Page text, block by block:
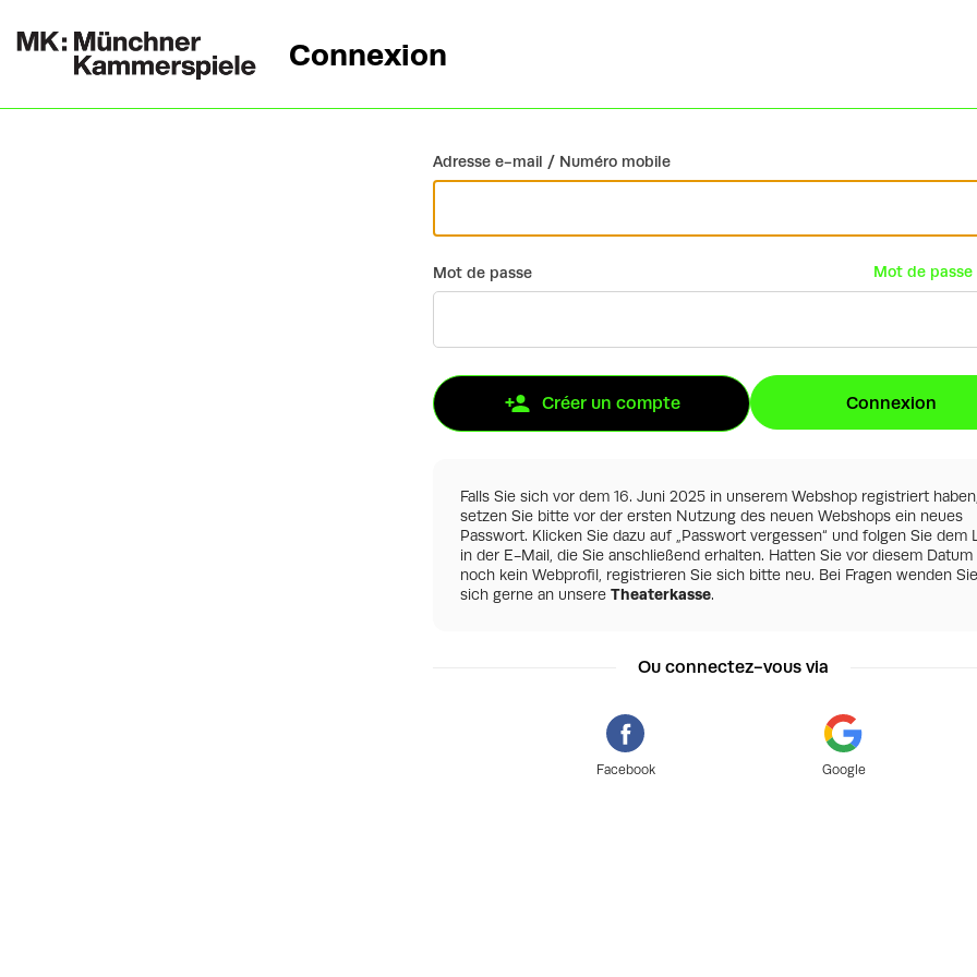
Retour
Connexion
Adresse e-mail / Numéro mobile
Mot de passe Mot de passe
Créer un compte Connexion
Falls Sie sich vor dem 16. Juni 2025 in unserem Webshop registriert haben,
setzen Sie bitte vor der ersten Nutzung des neuen Webshops ein neues
Passwort. Klicken Sie dazu auf „Passwort vergessen“ und folgen Sie dem
in der E-Mail, die Sie anschließend erhalten. Hatten Sie vor diesem Datum
noch kein Webprofil, registrieren Sie sich bitte neu. Bei Fragen wenden Sie
sich gerne an unsere Theaterkasse.
Ou connectez-vous via
Facebook Google